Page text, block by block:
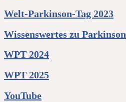
Welt-Parkinson-Tag 2023
Wissenswertes zu Parkinson
WPT 2024
WPT 2025
YouTube